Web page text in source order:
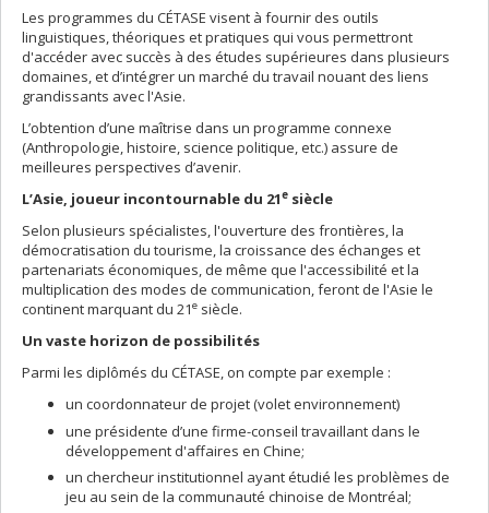
Les programmes du CÉTASE visent à fournir des outils
linguistiques, théoriques et pratiques qui vous permettront
d'accéder avec succès à des études supérieures dans plusieurs
domaines, et d’intégrer un marché du travail nouant des liens
grandissants avec l'Asie.
L’obtention d’une maîtrise dans un programme connexe
(Anthropologie, histoire, science politique, etc.) assure de
meilleures perspectives d’avenir.
L’Asie, joueur incontournable du 21e siècle
Selon plusieurs spécialistes, l'ouverture des frontières, la
démocratisation du tourisme, la croissance des échanges et
partenariats économiques, de même que l'accessibilité et la
multiplication des modes de communication, feront de l'Asie le
continent marquant du 21e siècle.
Un vaste horizon de possibilités
Parmi les diplômés du CÉTASE, on compte par exemple :
un coordonnateur de projet (volet environnement)
une présidente d’une firme-conseil travaillant dans le
développement d'affaires en Chine;
un chercheur institutionnel ayant étudié les problèmes de
jeu au sein de la communauté chinoise de Montréal;